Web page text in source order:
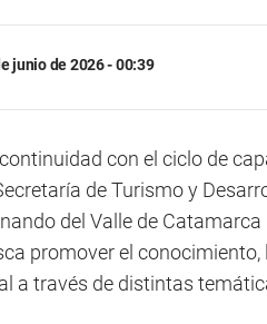
junio de 2026 - 00:39
con el ciclo de
de Turismo y
del Valle de
promover el
a través de distintas